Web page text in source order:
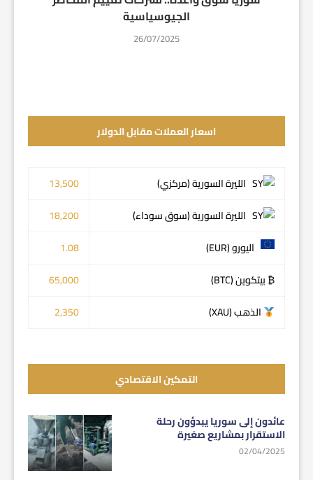
الجيوسياسية
26/07/2025
اسعار العملات مقابل الدولار
الليرة السورية (مركزي)
13,500
الليرة السورية (سوق سوداء)
18,200
اليورو (EUR)
1.08
₿ بيتكوين (BTC)
65,000
الذهب (XAU)
2,350
التمكين الاقتصادي
عائدون إلى سوريا يبدؤون رحلة
الاستقرار بمشاريع صغيرة
02/04/2025